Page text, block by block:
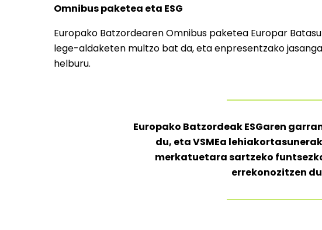
Omnibus paketea eta ESG
Europako Batzordearen Omnibus paketea Europar
lege-aldaketen multzo bat da, eta enpresentzako
helburu.
Europako Batzordeak ESGaren
du, eta VSMEa
merkatuetara sartzeko
errekonozitzen du